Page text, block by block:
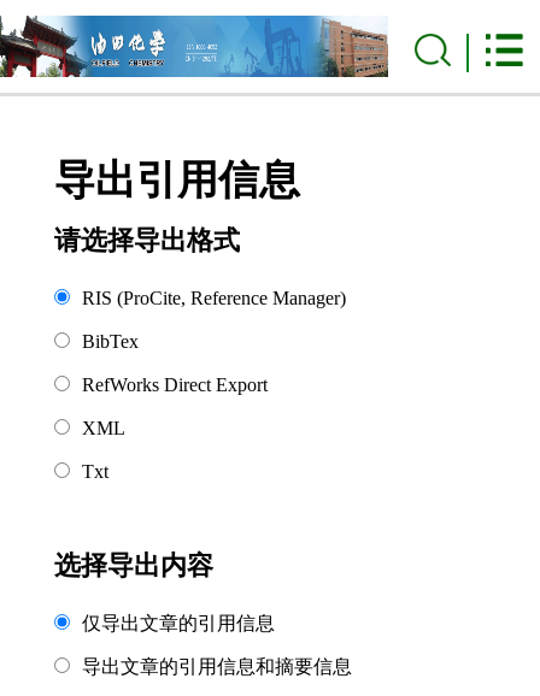
导出引用信息
请选择导出格式
RIS (ProCite, Reference Manager)
BibTex
RefWorks Direct Export
XML
Txt
选择导出内容
仅导出文章的引用信息
导出文章的引用信息和摘要信息